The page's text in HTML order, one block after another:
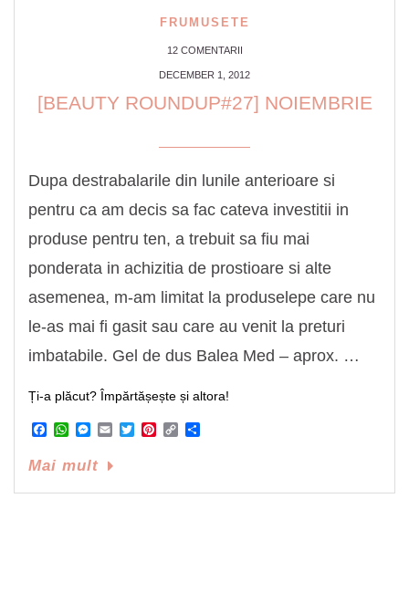
FRUMUSETE
12 COMENTARII
DECEMBER 1, 2012
[BEAUTY ROUNDUP#27] NOIEMBRIE
Dupa destrabalarile din lunile anterioare si
pentru ca am decis sa fac cateva investitii in
produse pentru ten, a trebuit sa fiu mai
ponderata in achizitia de prostioare si alte
asemenea, m-am limitat la produselepe care nu
le-as mai fi gasit sau care au venit la preturi
imbatabile. Gel de dus Balea Med – aprox. …
Ți-a plăcut? Împărtășește și altora!
Facebook
WhatsApp
Messenger
EmailTwitterPinterest
Copy
Mai mult